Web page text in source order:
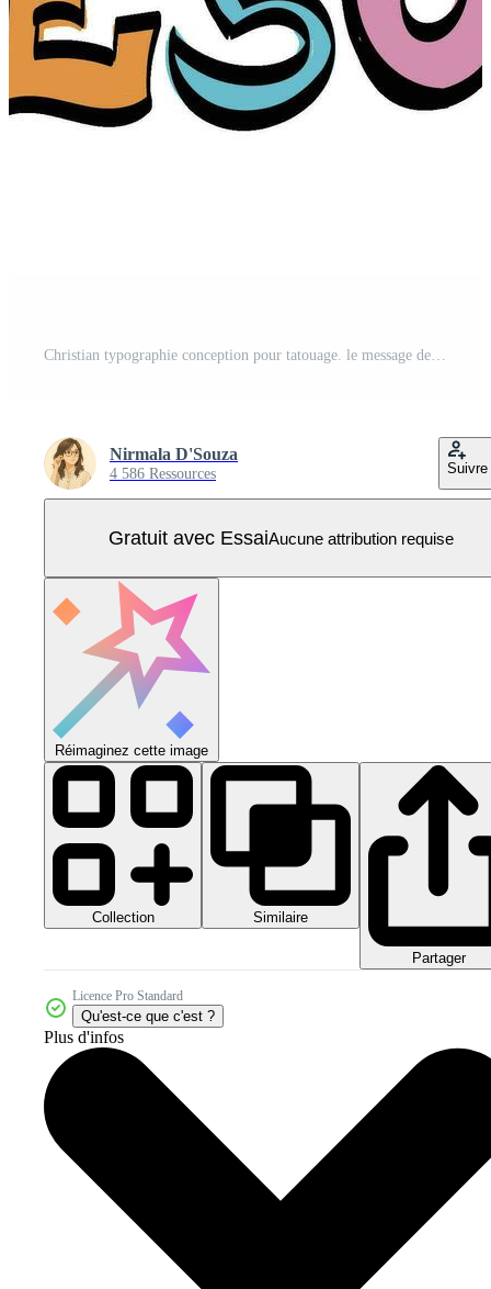
Christian typographie conception pour tatouage. le message de le gospel de Jésus Christ. Bible leçon pour des gamins ou utilisation comme affiche, carte, prospectus ou t chemise Vecteur Pro
Nirmala D'Souza
4 586 Ressources Suivre
Gratuit avec EssaiAucune attribution requise
Réimaginez cette image
Collection Similaire
Partager
Licence Pro Standard
Qu'est-ce que c'est ?
Plus d'infos